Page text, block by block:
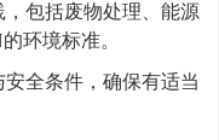
包括废物处理、能源
环境标准。
全条件，确保有适当